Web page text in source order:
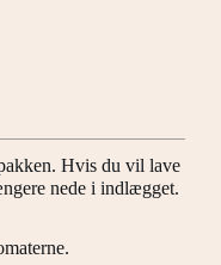
Hvis du vil lave
nede i indlægget.